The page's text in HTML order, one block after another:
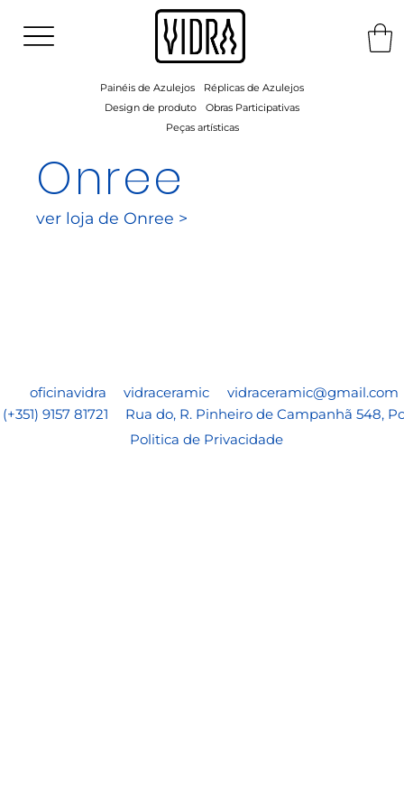
Onree
ver loja de Onree >
Painéis de Azulejos
Réplicas de Azulejos
Design de produto
Obras Participativas
Peças artísticas
oficinavidra vidraceramic
vidraceramic@gmail.com
​(+351) 9157 81721
Rua do, R. Pinheiro de Campanhã 548,
Politica de Privacidade